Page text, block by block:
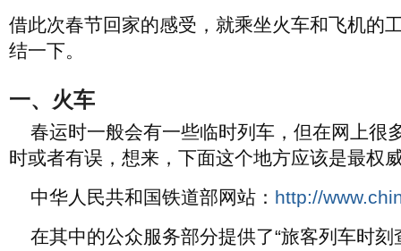
借此次春节回家的感受，就乘坐火车和飞机的
结一下。
一、火车
春运时一般会有一些临时列车，但在网上很
时或者有误，想来，下面这个地方应该是最权
中华人民共和国铁道部网站： http://
在其中的公众服务部分提供了“旅客列车时刻